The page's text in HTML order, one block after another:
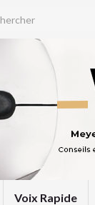
for:
Voix Rapide